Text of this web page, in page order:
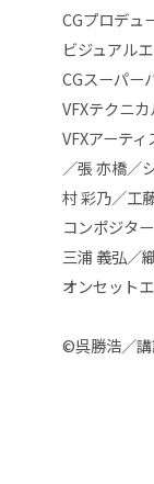
CGプロデュ
ビジュアル
CGスーパー
VFXテクニ
VFXアーテ
／張 亦橋／
村 彩乃／工
コンポジタ
三浦 義弘／
オンセット
©呉勝浩／